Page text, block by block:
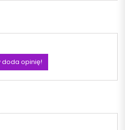
doda opinię!